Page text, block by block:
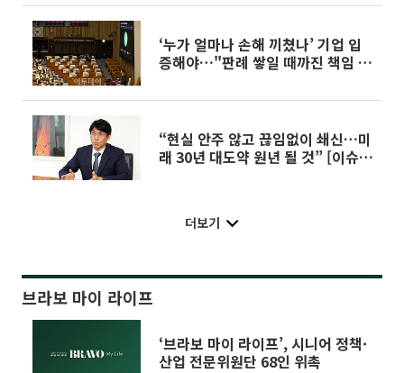
‘누가 얼마나 손해 끼쳤나’ 기업 입
증해야…"판례 쌓일 때까진 책임 묻
택 下]
“현실 안주 않고 끊임없이 쇄신…미
래 30년 대도약 원년 될 것” [이슈 &
더보기
브라보 마이 라이프
‘브라보 마이 라이프’, 시니어 정책·
산업 전문위원단 68인 위촉